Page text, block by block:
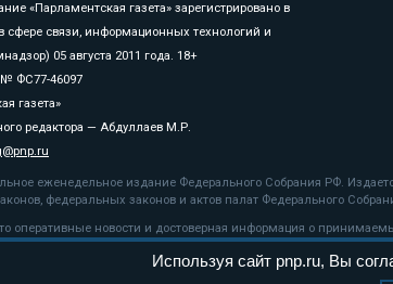
«Парламентская газета» зарегистрировано в
сфере связи, информационных технологий и
05 августа 2011 года. 18+
№ ФС77-46097
газета»
редактора — Абдуллаев М.Р.
еженедельное издание Федерального Собрания РФ.
федеральных законов и актов палат Федерального
оперативные новости и достоверная информация о
ссылка на pnp.ru обязательна.
рекомендательные технологии
Используя сайт pnp.ru, Вы